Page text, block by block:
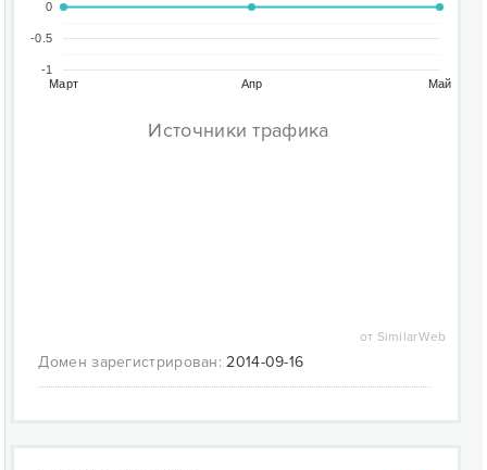
Март Апр Май
-1
-0.5
0
Источники трафика
от SimilarWeb
Домен зарегистрирован: 2014-09-16